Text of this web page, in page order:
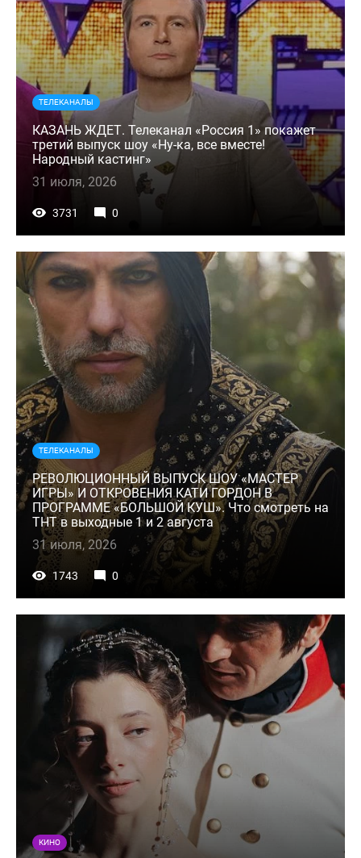
ТЕЛЕКАНАЛЫ
КАЗАНЬ ЖДЕТ. Телеканал «Россия 1» покажет
третий выпуск шоу «Ну-ка, все вместе!
Народный кастинг»
31 июля, 2026
3731 0
ТЕЛЕКАНАЛЫ
РЕВОЛЮЦИОННЫЙ ВЫПУСК ШОУ «МАСТЕР
ИГРЫ» И ОТКРОВЕНИЯ КАТИ ГОРДОН В
ПРОГРАММЕ «БОЛЬШОЙ КУШ». Что смотреть на
ТНТ в выходные 1 и 2 августа
31 июля, 2026
1743 0
КИНО